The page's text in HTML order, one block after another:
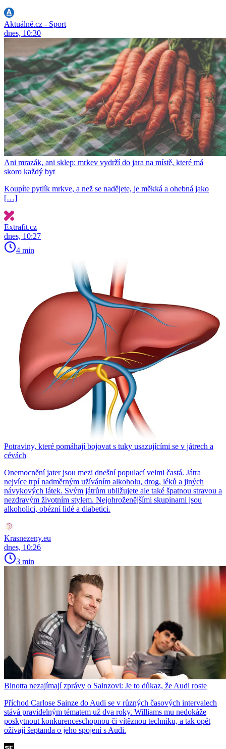
Aktuálně.cz - Sport
dnes, 10:30
Ani mrazák, ani sklep: mrkev vydrží do jara na místě, které má
skoro každý byt
Koupíte pytlík mrkve, a než se nadějete, je měkká a ohebná jako
[…]
Extrafit.cz
dnes, 10:27
4 min
Potraviny, které pomáhají bojovat s tuky usazujícími se v játrech a
cévách
Onemocnění jater jsou mezi dnešní populací velmi častá. Játra
nejvíce trpí nadměrným užíváním alkoholu, drog, léků a jiných
návykových látek. Svým játrům ubližujete ale také špatnou stravou a
nezdravým životním stylem. Nejohroženějšími skupinami jsou
alkoholici, obézní lidé a diabetici.
Krasnezeny.eu
dnes, 10:26
3 min
Binotta nezajímají zprávy o Sainzovi: Je to důkaz, že Audi roste
Příchod Carlose Sainze do Audi se v různých časových intervalech
stává pravidelným tématem už dva roky. Williams mu nedokáže
poskytnout konkurenceschopnou či vítěznou techniku, a tak opět
ožívají šeptanda o jeho spojení s Audi.